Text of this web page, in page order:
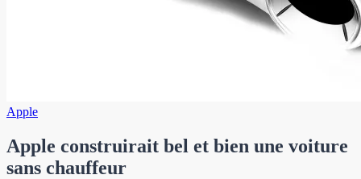
Apple
Apple construirait bel et bien une voiture
sans chauffeur